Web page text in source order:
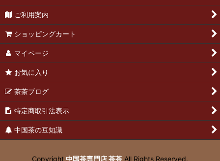
ご利用案内
ショッピングカート
マイページ
お気に入り
茶茶ブログ
特定商取引法表示
中国茶の豆知識
Copyright 中国茶専門店 茶茶 All Rights Reserved.